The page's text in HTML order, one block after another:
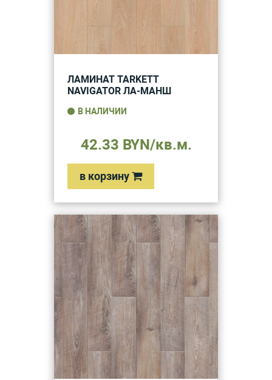
ЛАМИНАТ TARKETT
NAVIGATOR ЛА-МАНШ
В НАЛИЧИИ
42.33 BYN/кв.м.
в корзину